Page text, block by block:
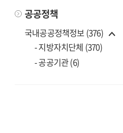
공공정책
국내공공정책정보 (376)
- 지방자치단체 (370)
- 공공기관 (6)